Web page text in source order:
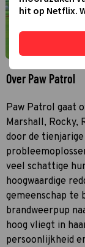
Over Paw Patrol
Paw Patrol gaat
Marshall, Rocky,
door de
veel schattige
hoogwaardige
gemeenschap te
brandweerpup
hoog vliegt in
persoonlijkheid
hit op Netflix.